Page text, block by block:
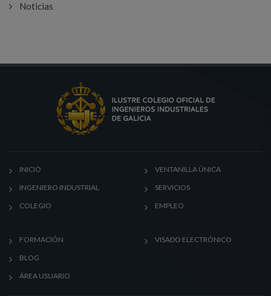
Noticias
INICIO
INGENIERO INDUSTRIAL
COLEGIO
VENTANILLA ÚNICA
SERVICIOS
EMPLEO
FORMACIÓN
BLOG
ÁREA USUARIO
VISADO ELECTRÓNICO